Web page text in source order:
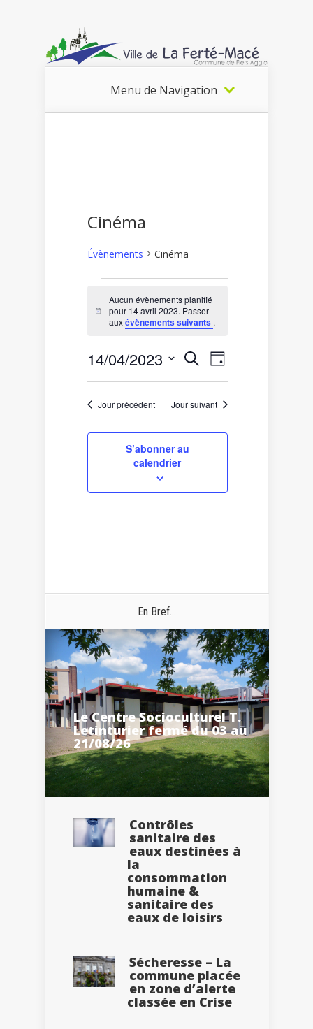
Menu de Navigation
Cinéma
Évènements Cinéma
Évènements
for
avril
2023
Notice
Aucun évènements planifié
pour 14 avril 2023. Passer
auxévènements suivants .
Recherche
de
Évènements
RechercheNavigation
de
vues
Évènement
Jour
14/04/2023
une
date.Jour précédent Jour suivant
S’abonner au
calendrier
En Bref...
Le Centre Socioculturel T.
Letinturier fermé du 03 au
21/08/26
Contrôles
sanitaire des
eaux destinées à
la
consommation
humaine &
sanitaire des
eaux de loisirs
Sécheresse – La
commune placée
en zone d’alerte
classée en Crise